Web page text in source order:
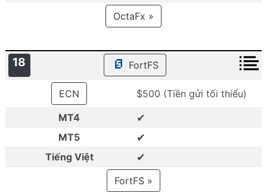
OctaFx »
18 FortFS
ECN
$500 (Tiền gửi tối thiểu)
MT4
✔
MT5 ✔
Tiếng Việt ✔
FortFS »